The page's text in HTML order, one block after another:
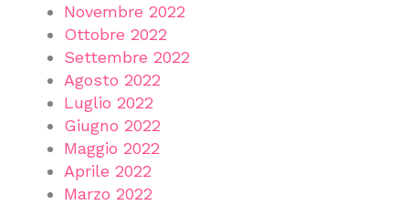
Novembre 2022
Ottobre 2022
Settembre 2022
Agosto 2022
Luglio 2022
Giugno 2022
Maggio 2022
Aprile 2022
Marzo 2022